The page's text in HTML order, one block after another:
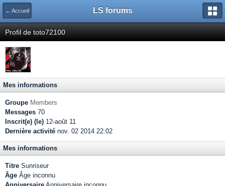
← Accueil LS forums
Profil de toto72100
Mes informations
Groupe Members
Messages 70
Inscrit(e) (le) 12-août 11
Dernière activité nov. 02 2014 22:02
Mes informations
Titre Sunriseur
Âge Âge inconnu